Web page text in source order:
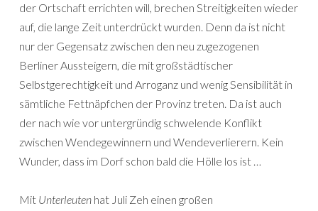
der Ortschaft errichten will, brechen Streitigkeiten wieder
auf, die lange Zeit unterdrückt wurden. Denn da ist nicht
nur der Gegensatz zwischen den neu zugezogenen
Berliner Aussteigern, die mit großstädtischer
Selbstgerechtigkeit und Arroganz und wenig Sensibilität in
sämtliche Fettnäpfchen der Provinz treten. Da ist auch
der nach wie vor untergründig schwelende Konflikt
zwischen Wendegewinnern und Wendeverlierern. Kein
Wunder, dass im Dorf schon bald die Hölle los ist …
Mit Unterleuten hat Juli Zeh einen großen